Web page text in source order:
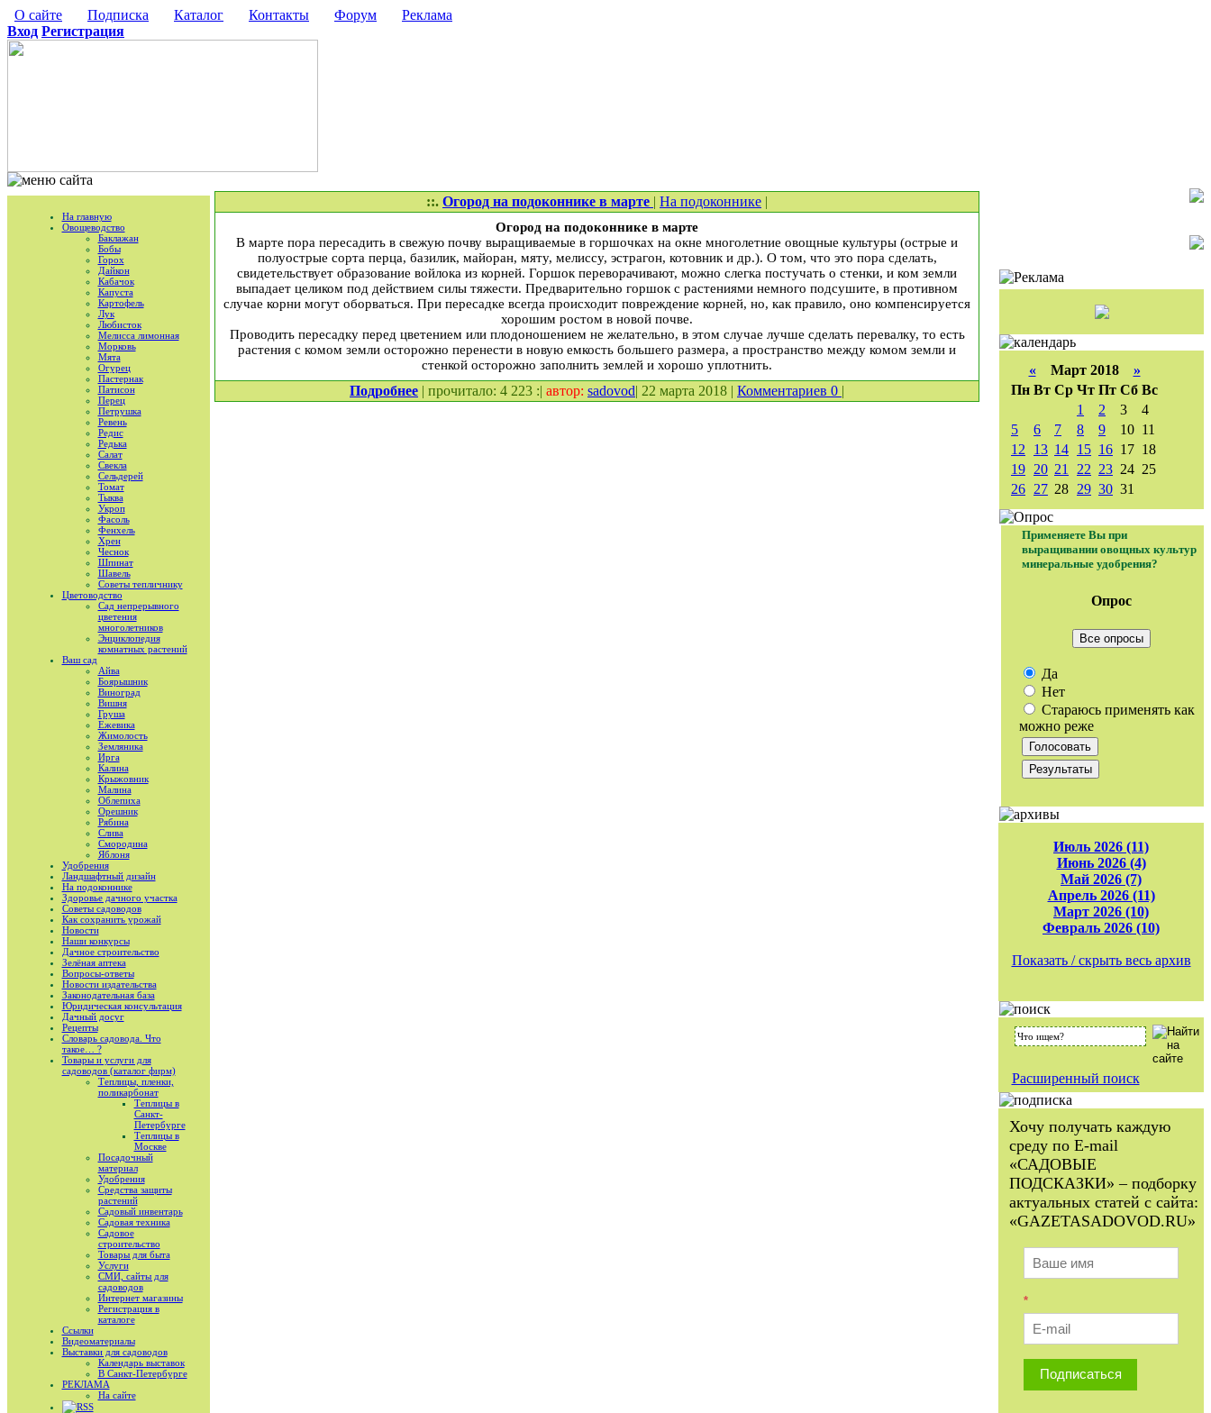
О сайте Подписка Каталог Контакты Форум
Реклама
Вход Регистрация
На главную
Овощеводство
Баклажан
Бобы
Горох
Дайкон
Кабачок
Капуста
Картофель
Лук
Любисток
Мелисса лимонная
Морковь
Мята
Огурец
Пастернак
Патисон
Перец
Петрушка
Ревень
Редис
Редька
Салат
Свекла
Сельдерей
Томат
Тыква
Укроп
Фасоль
Фенхель
Хрен
Чеснок
Шпинат
Шавель
Советы тепличнику
Цветоводство
Сад непрерывного
цветения
многолетников
Энциклопедия
комнатных растений
Ваш сад
Айва
Боярышник
Виноград
Вишня
Груша
Ежевика
Жимолость
Земляника
Ирга
Калина
Крыжовник
Малина
Облепиха
Орешник
Рябина
Слива
Смородина
Яблоня
Удобрения
Ландшафтный дизайн
На подоконнике
Здоровье дачного участка
Советы садоводов
Как сохранить урожай
Новости
Наши конкурсы
Дачное строительство
Зелёная аптека
Вопросы-ответы
Новости издательства
Законодательная база
Юридическая консультация
Дачный досуг
Рецепты
Словарь садовода. Что
такое… ?
Товары и услуги для
садоводов (каталог фирм)
Теплицы, пленки,
поликарбонат
Теплицы в
Санкт-
Петербурге
Теплицы в
Москве
Посадочный
материал
Удобрения
Средства защиты
растений
Садовый инвентарь
Садовая техника
Садовое
строительство
Товары для быта
Услуги
СМИ, сайты для
садоводов
Интернет магазины
Регистрация в
каталоге
Ссылки
Видеоматериалы
Выставки для садоводов
Календарь выставок
В Санкт-Петербурге
РЕКЛАМА
На сайте
RSS
::. Огород на подоконнике в марте | На подоконнике |
Огород на подоконнике в марте
В марте пора пересадить в свежую почву выращиваемые в горшочках на окне многолетние овощные культуры (острые и
полуострые сорта перца, базилик, майоран, мяту, мелиссу, эстрагон, котовник и др.). О том, что это пора сделать,
свидетельствует образование войлока из корней. Горшок переворачивают, можно слегка постучать о стенки, и ком земли
выпадает целиком под действием силы тяжести. Предварительно горшок с растениями немного подсушите, в противном
случае корни могут оборваться. При пересадке всегда происходит повреждение корней, но, как правило, оно компенсируется
хорошим ростом в новой почве.
Проводить пересадку перед цветением или плодоношением не желательно, в этом случае лучше сделать перевалку, то есть
растения с комом земли осторожно перенести в новую емкость большего размера, а пространство между комом земли и
стенкой осторожно заполнить землей и хорошо уплотнить.
Подробнее | прочитало: 4 223 :| автор: sadovod| 22 марта 2018 | Комментариев 0 |
«Март 2018 »
Пн Вт Ср Чт Пт Сб Вс
1
2 3
4
5
6 7 8 9 10 11
12
13 14 15 16 17 18
19 20 21 22 23 24 25
26 27 28 29 30 31
Применяете Вы при
выращивании овощных культур
минеральные удобрения?
Опрос
Все опросы
Да
Нет
Стараюсь применять как
можно реже
Июль 2026 (11)
Июнь 2026 (4)
Май 2026 (7)
Апрель 2026 (11)
Март 2026 (10)
Февраль 2026 (10)
Показать / скрыть весь архив
Расширенный поиск
Хочу получать каждую
среду по E-mail
«САДОВЫЕ
ПОДСКАЗКИ» – подборку
актуальных статей с сайта:
«GAZETASADOVOD.RU»
*
Подписаться